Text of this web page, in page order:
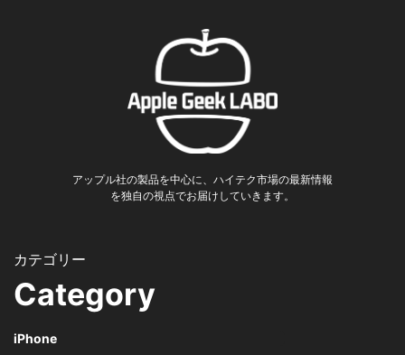
アップル社の製品を中心に、ハイテク市場の最新情報
を独自の視点でお届けしていきます。
Category
iPhone